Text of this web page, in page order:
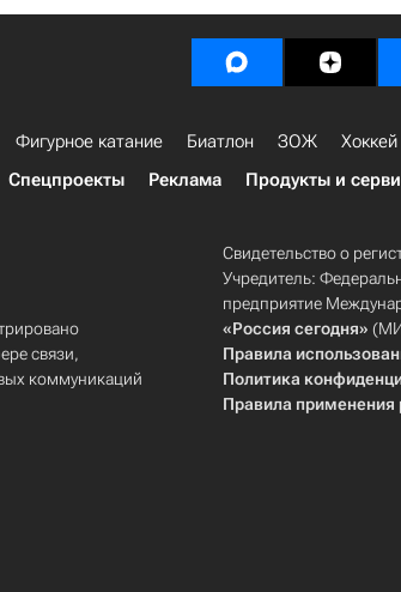
Фигурное катание Биатлон ЗОЖ Хоккей
Спецпроекты
Реклама Продукты и
связи,
коммуникаций
Свидетельство о
Учредитель:
предприятие
«Россия сегодня»
Правила
Политика
Правила применения